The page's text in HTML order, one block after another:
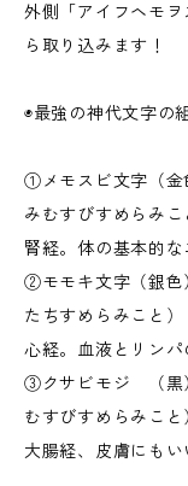
外側「アイフヘモ
ら取り込みます！
◉最強の神代文字の
①メモスビ文字（
みむすびすめらみこ
腎経。体の基本的
②モモキ文字（銀
たちすめらみこと）
心経。血液とリンパ
③クサビモジ （黒
むすびすめらみこと
大腸経、皮膚にもい